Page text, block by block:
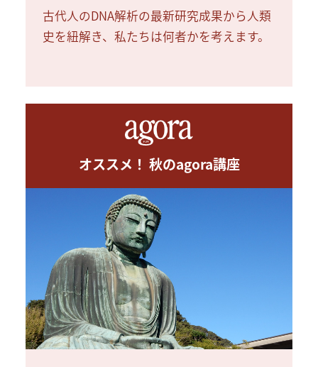
古代人のDNA解析の最新研究成果から人類
史を紐解き、私たちは何者かを考えます。
オススメ！ 秋のagora講座